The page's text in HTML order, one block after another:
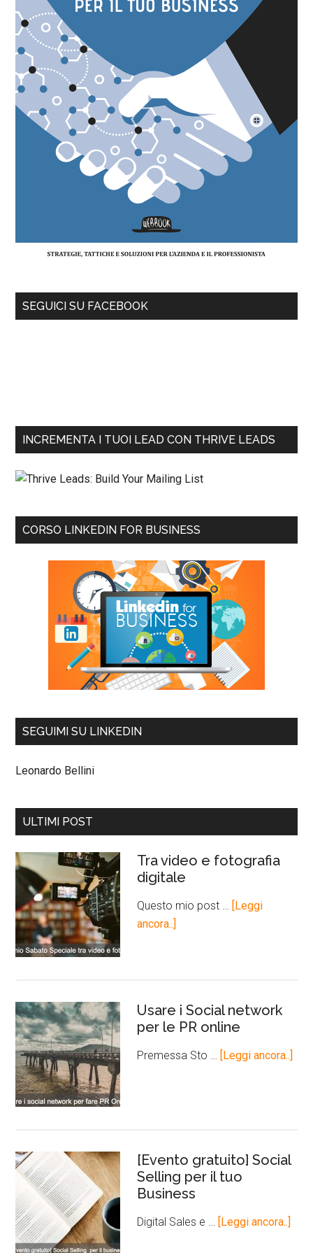
SEGUICI SU FACEBOOK
INCREMENTA I TUOI LEAD CON THRIVE LEADS
CORSO LINKEDIN FOR BUSINESS
SEGUIMI SU LINKEDIN
Leonardo Bellini
ULTIMI POST
Tra video e fotografia
digitale
Questo mio post …
[Leggi
ancora..]
Usare i Social network
per le PR online
Premessa Sto … [Leggi ancora..]
[Evento gratuito] Social
Selling per il tuo
Business
Digital Sales e … [Leggi ancora..]